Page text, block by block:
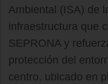
Ambiental (ISA) de
infraestructura que
SEPRONA y
protección del
centro, ubicado en